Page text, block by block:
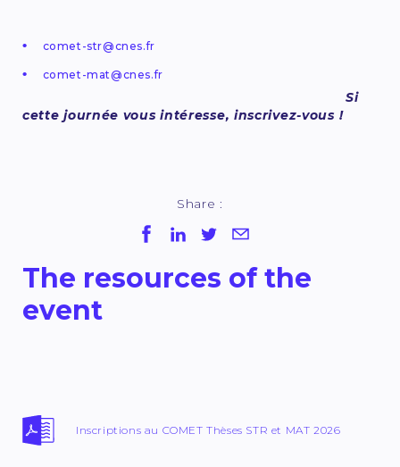
comet-str@cnes.fr
comet-mat@cnes.fr
Si
cette journée vous intéresse, inscrivez-vous !
Share :
The resources of the
event
Inscriptions au COMET Thèses STR et MAT 2026